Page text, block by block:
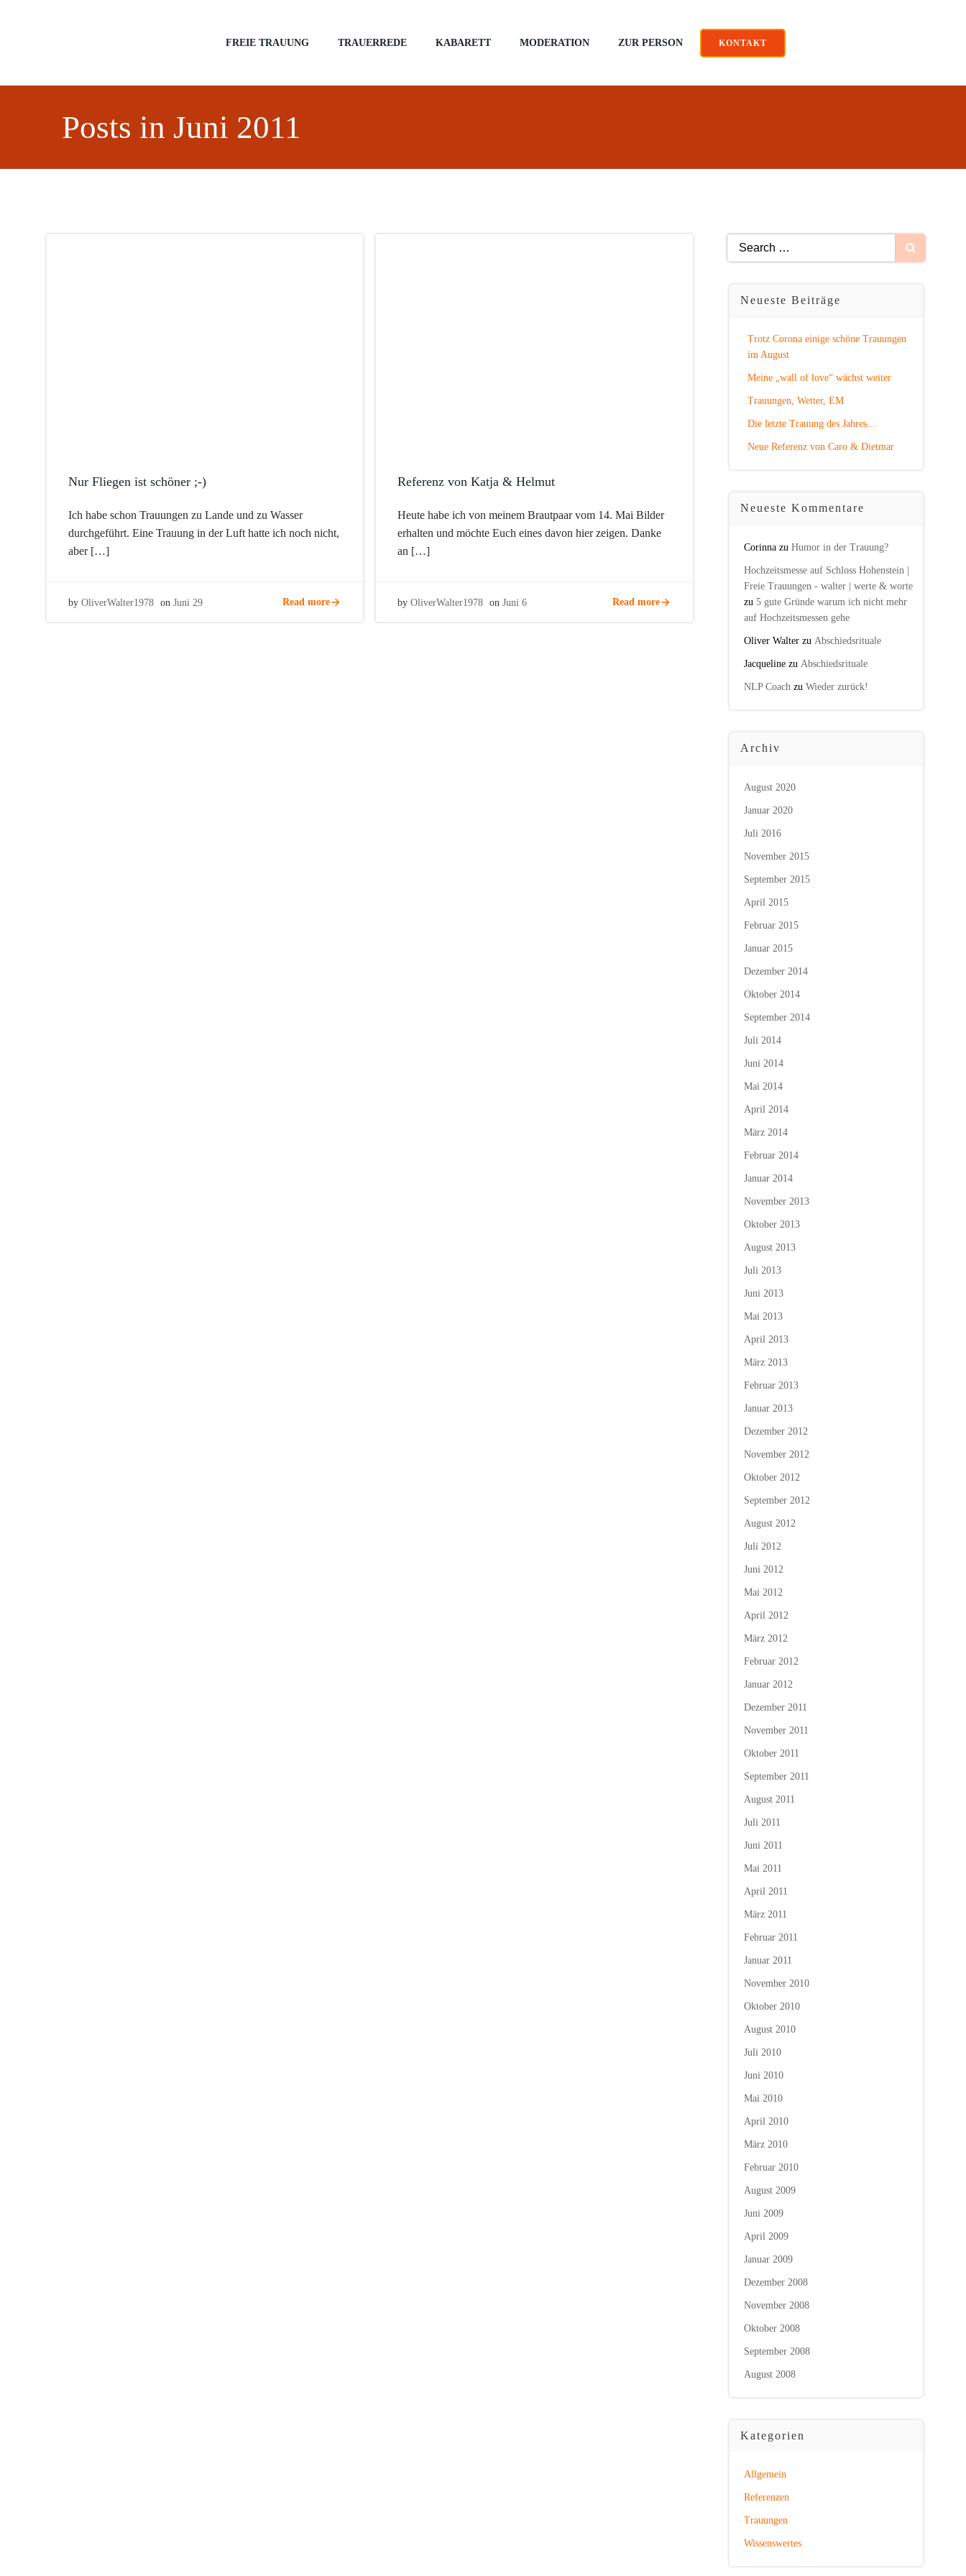
FREIE TRAUUNG TRAUERREDE KABARETT MODERATION ZUR PERSON KONTAKT
Posts in Juni 2011
Nur Fliegen ist schöner ;-)
Ich habe schon Trauungen zu Lande und zu Wasser
durchgeführt. Eine Trauung in der Luft hatte ich noch nicht,
aber […]
by OliverWalter1978 on Juni 29 Read more
Referenz von Katja & Helmut
Heute habe ich von meinem Brautpaar vom 14. Mai Bilder
erhalten und möchte Euch eines davon hier zeigen. Danke
an […]
by OliverWalter1978 onJuni 6 Read more
Search
for:
Neueste Beiträge
Trotz Corona einige schöne Trauungen
im August
Meine „wall of love“ wächst weiter
Trauungen, Wetter, EM
Die letzte Trauung des Jahres…
Neue Referenz von Caro & Dietmar
Neueste Kommentare
Corinnazu Humor in der Trauung?
Hochzeitsmesse auf Schloss Hohenstein |
Freie Trauungen - walter | werte & worte
zu 5 gute Gründe warum ich nicht mehr
auf Hochzeitsmessen gehe
Oliver Walterzu Abschiedsrituale
Jacquelinezu Abschiedsrituale
NLP Coachzu Wieder zurück!
Archiv
August 2020
Januar 2020
Juli 2016
November 2015
September 2015
April 2015
Februar 2015
Januar 2015
Dezember 2014
Oktober 2014
September 2014
Juli 2014
Juni 2014
Mai 2014
April 2014
März 2014
Februar 2014
Januar 2014
November 2013
Oktober 2013
August 2013
Juli 2013
Juni 2013
Mai 2013
April 2013
März 2013
Februar 2013
Januar 2013
Dezember 2012
November 2012
Oktober 2012
September 2012
August 2012
Juli 2012
Juni 2012
Mai 2012
April 2012
März 2012
Februar 2012
Januar 2012
Dezember 2011
November 2011
Oktober 2011
September 2011
August 2011
Juli 2011
Juni 2011
Mai 2011
April 2011
März 2011
Februar 2011
Januar 2011
November 2010
Oktober 2010
August 2010
Juli 2010
Juni 2010
Mai 2010
April 2010
März 2010
Februar 2010
August 2009
Juni 2009
April 2009
Januar 2009
Dezember 2008
November 2008
Oktober 2008
September 2008
August 2008
Kategorien
Allgemein
Referenzen
Trauungen
Wissenswertes